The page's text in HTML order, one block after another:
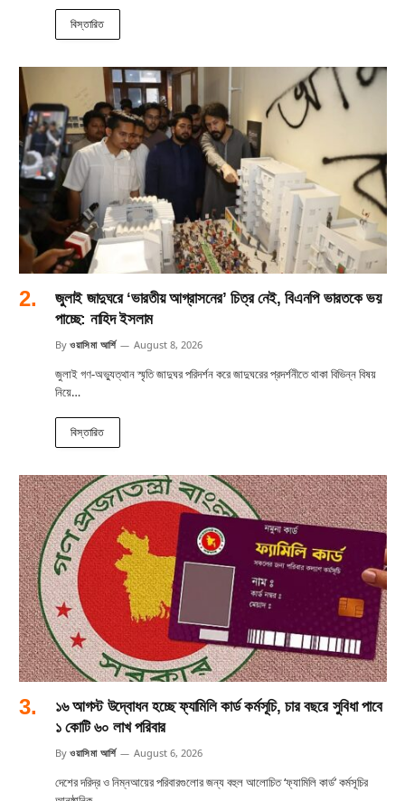
বিস্তারিত
জুলাই জাদুঘরে ‘ভারতীয় আগ্রাসনের’ চিত্র নেই, বিএনপি ভারতকে ভয়
পাচ্ছে: নাহিদ ইসলাম
By ওয়াসিমা আর্শি August 8, 2026
জুলাই গণ-অভ্যুত্থান স্মৃতি জাদুঘর পরিদর্শন করে জাদুঘরের প্রদর্শনীতে থাকা বিভিন্ন বিষয়
নিয়ে…
বিস্তারিত
১৬ আগস্ট উদ্বোধন হচ্ছে ফ্যামিলি কার্ড কর্মসূচি, চার বছরে সুবিধা পাবে
১ কোটি ৬০ লাখ পরিবার
By ওয়াসিমা আর্শি August 6, 2026
দেশের দরিদ্র ও নিম্নআয়ের পরিবারগুলোর জন্য বহুল আলোচিত ‘ফ্যামিলি কার্ড’ কর্মসূচির